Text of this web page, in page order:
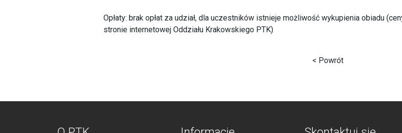
Opłaty: brak opłat za udział, dla uczestników istnieje możliwość wykupienia obiadu
stronie internetowej Oddziału Krakowskiego PTK)
< Powrót